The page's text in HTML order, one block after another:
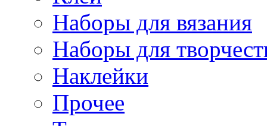
Наборы для вязания
Наборы для
Наклейки
Прочее